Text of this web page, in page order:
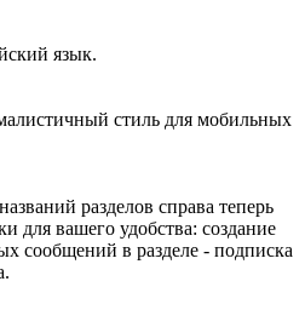
язык.
стиль для мобильных
разделов справа теперь
для вашего удобства: создание
сообщений в разделе - подписка